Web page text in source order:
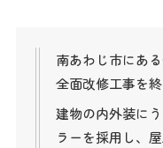
南あわじ市にあ
全面改修工事を
建物の内外装に
ラーを採用し、